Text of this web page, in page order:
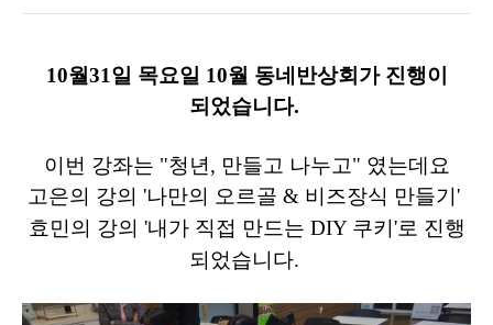
10월31일 목요일 10월 동네반상회가 진행이
되었습니다.
이번 강좌는 "청년, 만들고 나누고" 였는데요
고은의 강의 '나만의 오르골 & 비즈장식 만들기'
효민의 강의 '내가 직접 만드는 DIY 쿠키'로 진행
되었습니다.